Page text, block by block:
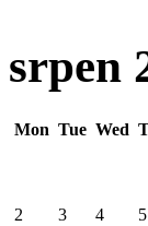
srpen
Mon Tue Wed
2
3 4 5